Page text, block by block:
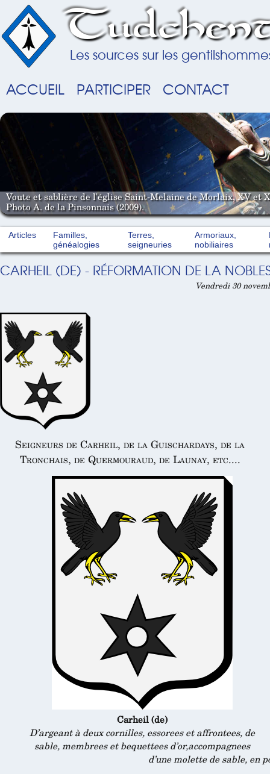
Les sources sur les
ACCUEIL PARTICIPER CONTACT
Voute et sablière de l'église Saint-Melaine de Morlaix, XV et
Photo A. de la Pinsonnais (2009).
Articles
Familles,
généalogies
Terres,
seigneuries
Armoriaux,
nobiliaires
CARHEIL (DE) - RÉFORMATION DE LA
Vendredi 30
Seigneurs de Carheil, de la Guischardays, de la
Tronchais, de Quermouraud, de Launay, etc....
Carheil (de)
D’argeant à deux cornilles, essorees et affrontees, de
sable, membrees et bequettees d’or,accompagnees
d’une molette de sable, en